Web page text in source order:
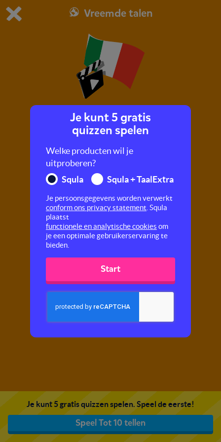
Dit is de gratis demo van Squla.
Bestel nu
1
Vreemde talen
Tot 10 tellen
Je kunt 5 gratis quizzen spelen. Speel de eerste!
Speel Tot 10 tellen
Je kunt 5 gratis
quizzen spelen
Welke producten wil je
uitproberen?
Squla
Squla + TaalExtra
Je persoonsgegevens worden verwerkt
conform ons privacy statement . Squla
plaatst
functionele en analytische cookies om
je een optimale gebruikerservaring te
bieden.
Start